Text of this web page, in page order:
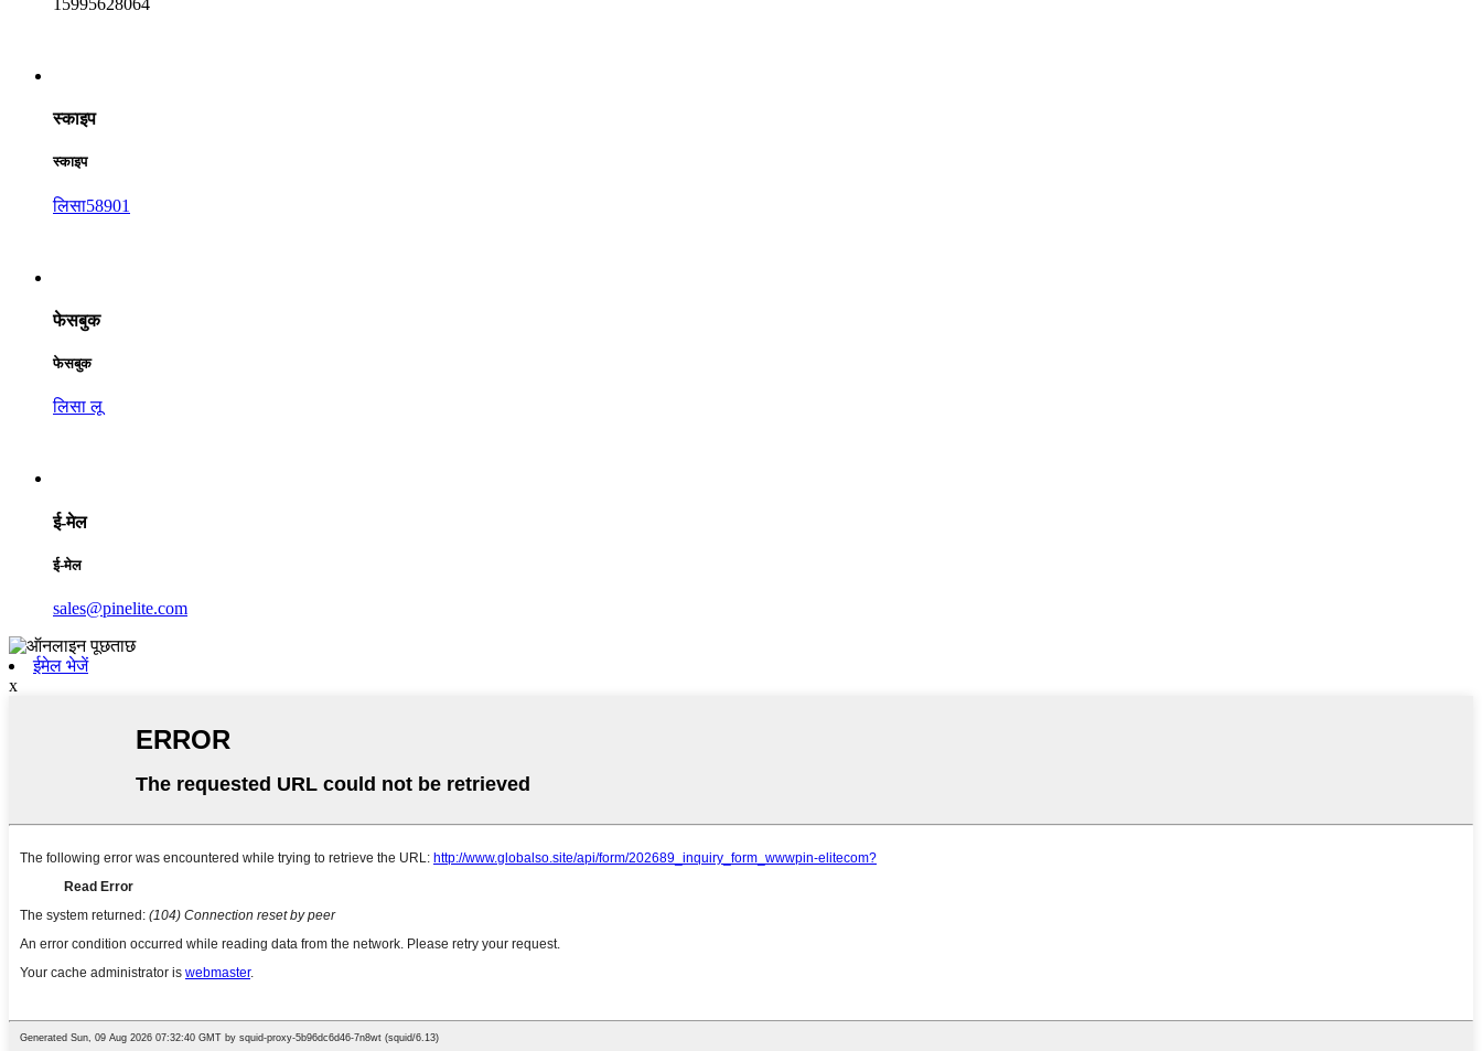
15995628064
स्काइप
स्काइप
लिसा58901
फेसबुक
फेसबुक
लिसा लू
ई-मेल
ई-मेल
sales@pinelite.com
ईमेल भेजें
x